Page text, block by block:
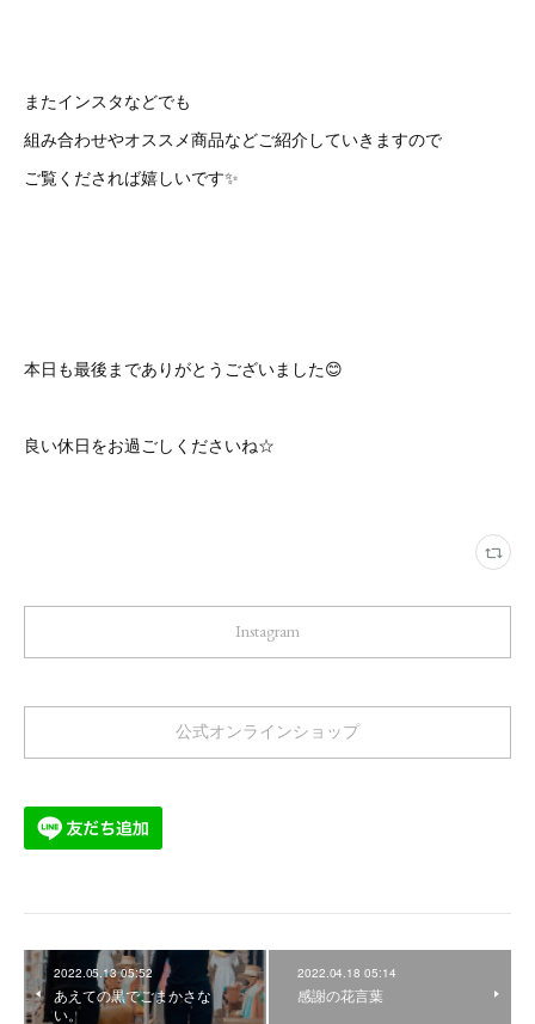
またインスタなどでも
組み合わせやオススメ商品などご紹介していきますので
ご覧くだされば嬉しいです✨
本日も最後までありがとうございました😊
良い休日をお過ごしくださいね☆
Instagram
公式オンラインショップ
2022.05.13 05:52
あえての黒でごまかさな
い。
2022.04.18 05:14
感謝の花言葉